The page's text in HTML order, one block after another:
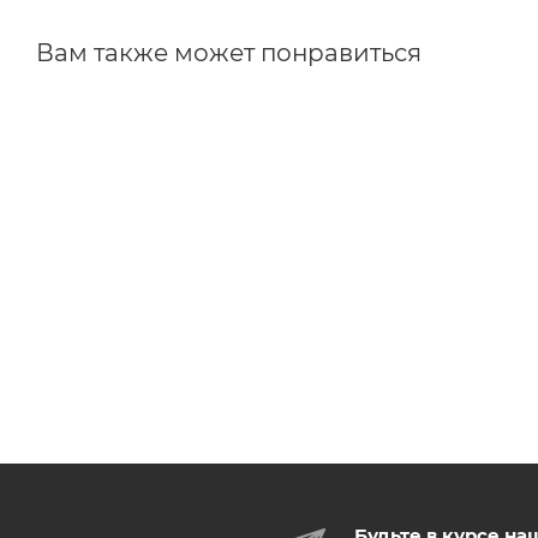
Вам также может понравиться